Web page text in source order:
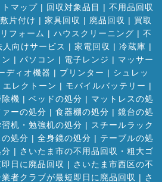
マップ| 回収対象品目 | 不用品回収
片付け | 家具回収 | 廃品回収 | 買取
リフォーム | ハウスクリーニング | 不
人向けサービス | 家電回収 | 冷蔵庫 |
| パソコン | 電子レンジ | マッサー
ディオ機器 | プリンター | シュレッ
エレクトーン | モバイルバッテリー |
除機 | ベッドの処分 | マットレスの処
ァーの処分 | 食器棚の処分 | 鏡台の処
習机・勉強机の処分 | スチールラック
処分 | 全身鏡の処分 | テーブルの処
| さいたま市の不用品回収・粗大ゴ
日に廃品回収 | さいたま市西区の不
者クラブが最短即日に廃品回収 | さ